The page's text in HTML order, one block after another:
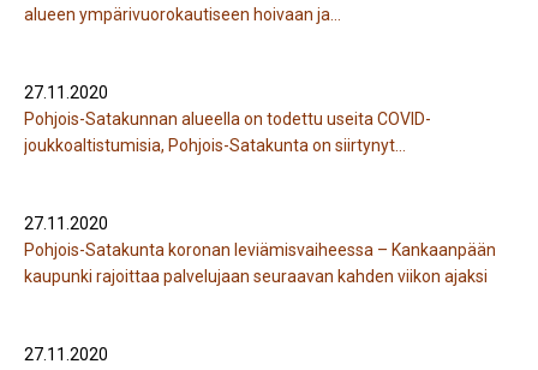
alueen ympärivuorokautiseen hoivaan ja
27.11.2020
Pohjois-Satakunnan alueella on todettu useita COVID-
joukkoaltistumisia, Pohjois-Satakunta on siirtynyt
27.11.2020
Pohjois-Satakunta koronan leviämisvaiheessa – Kankaanpään
kaupunki rajoittaa palvelujaan seuraavan kahden viikon ajaksi
27.11.2020